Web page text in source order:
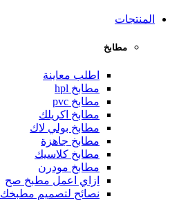
المنتجات
مطابخ
اطلب معاينة
مطابخ hpl
مطابخ pvc
مطابخ اكريلك
مطابخ بولي لاك
مطابخ جاهزة
مطابخ كلاسيك
مطابخ مودرن
ازاي اعمل مطبخ صح
نصائح لتصميم مطبخك